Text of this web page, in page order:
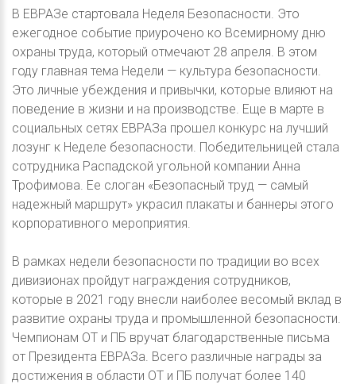
В ЕВРАЗе стартовала Неделя Безопасности. Это
ежегодное событие приурочено ко Всемирному дню
охраны труда, который отмечают 28 апреля. В этом
году главная тема Недели — культура безопасности.
Это личные убеждения и привычки, которые влияют на
поведение в жизни и на производстве. Еще в марте в
социальных сетях ЕВРАЗа прошел конкурс на лучший
лозунг к Неделе безопасности. Победительницей стала
сотрудника Распадской угольной компании Анна
Трофимова. Ее слоган «Безопасный труд — самый
надежный маршрут» украсил плакаты и баннеры этого
корпоративного мероприятия.
В рамках недели безопасности по традиции во всех
дивизионах пройдут награждения сотрудников,
которые в 2021 году внесли наиболее весомый вклад в
развитие охраны труда и промышленной безопасности.
Чемпионам ОТ и ПБ вручат благодарственные письма
от Президента ЕВРАЗа. Всего различные награды за
достижения в области ОТ и ПБ получат более 140